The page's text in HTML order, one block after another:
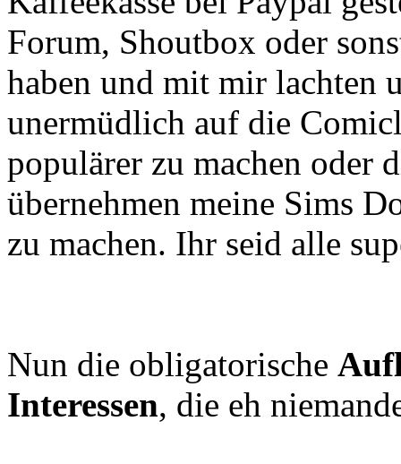
Forum, Shoutbox oder
haben und mit mir lachten
unermüdlich auf die
populärer zu machen oder
übernehmen meine Sims
zu machen. Ihr seid alle
Nun die obligatorische
Interessen, die eh